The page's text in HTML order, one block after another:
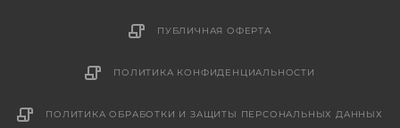
ПУБЛИЧНАЯ ОФЕРТА
ПОЛИТИКА КОНФИДЕНЦИАЛЬНОСТИ
ПОЛИТИКА ОБРАБОТКИ И ЗАЩИТЫ ПЕРСОНАЛЬНЫХ ДАННЫХ